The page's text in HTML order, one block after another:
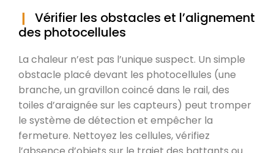
Vérifier les obstacles et l’alignement
des photocellules
La chaleur n’est pas l’unique suspect. Un simple
obstacle placé devant les photocellules (une
branche, un gravillon coincé dans le rail, des
toiles d’araignée sur les capteurs) peut tromper
le système de détection et empêcher la
fermeture. Nettoyez les cellules, vérifiez